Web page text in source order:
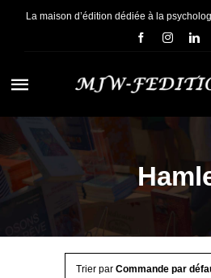
PasserLa maison d’édition dédiée à la
Navigation
à
bascule
ACCUEIL
NOUS CONNAÎTRE
CONTACTTrier par Commande par